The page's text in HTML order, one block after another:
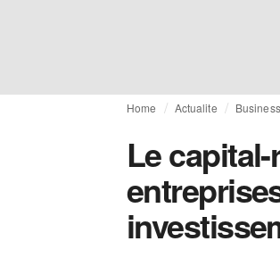
Home Actualite Business
Le